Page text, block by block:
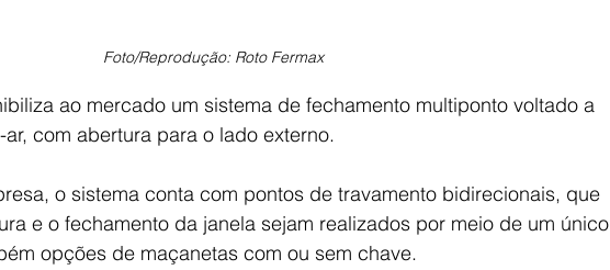
Foto/Reprodução: Roto Fermax
ao mercado um sistema de fechamento multiponto voltado a
com abertura para o lado externo.
o sistema conta com pontos de travamento bidirecionais, que
e o fechamento da janela sejam realizados por meio de um único
opções de maçanetas com ou sem chave.